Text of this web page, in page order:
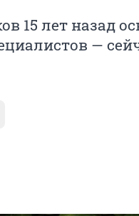
15 лет назад
—